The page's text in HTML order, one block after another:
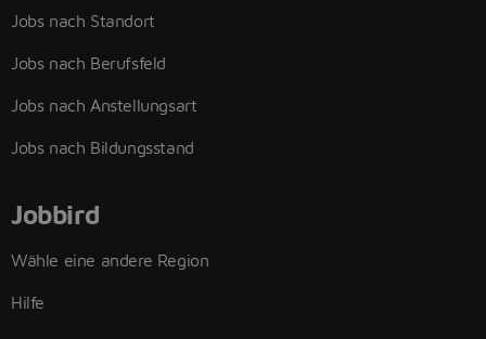
Jobs nach Standort
Jobs nach Berufsfeld
Jobs nach Anstellungsart
Jobs nach Bildungsstand
Jobbird
Wähle eine andere Region
Hilfe